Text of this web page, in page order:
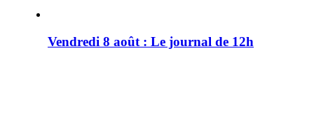
Vendredi 8 août : Le journal de 12h